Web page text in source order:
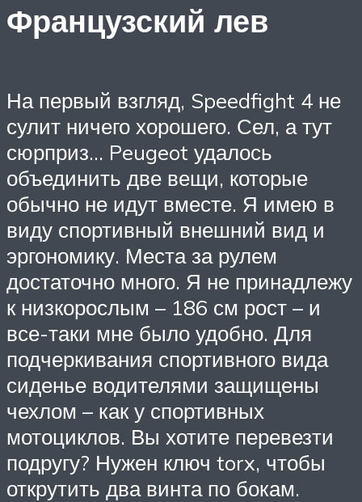
Французский лев
На первый взгляд, Speedfight 4 не
сулит ничего хорошего. Сел, а тут
сюрприз… Peugeot удалось
объединить две вещи, которые
обычно не идут вместе. Я имею в
виду спортивный внешний вид и
эргономику. Места за рулем
достаточно много. Я не принадлежу
к низкорослым – 186 см рост – и
все-таки мне было удобно. Для
подчеркивания спортивного вида
сиденье водителями защищены
чехлом – как у спортивных
мотоциклов. Вы хотите перевезти
подругу? Нужен ключ torx, чтобы
открутить два винта по бокам.